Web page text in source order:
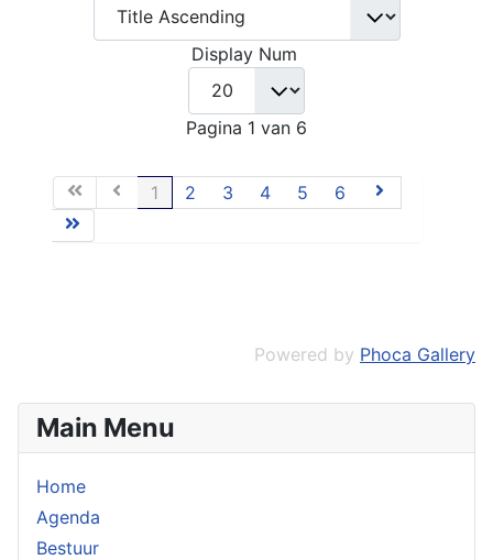
Main Menu
Home
Agenda
Bestuur
Display Num
Pagina 1 van 6
1 2 3 4 5 6
Powered by Phoca Gallery